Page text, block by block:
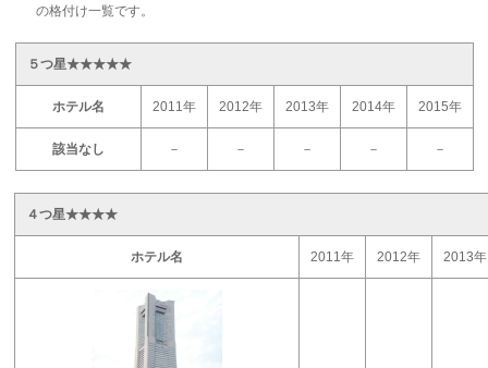
の格付け一覧です。
５つ星★★★★★
ホテル名 2011年 2012年 2013年 2014年 2015年
該当なし － － － － －
４つ星★★★★
ホテル名 2011年 2012年 2013年